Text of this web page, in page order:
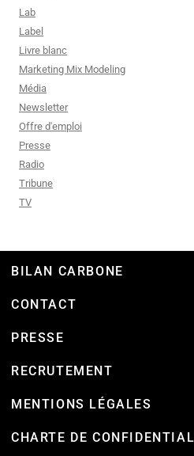
Lab
Label
Livre blanc
Marketing Mix Modeling
Média
Newsletter
Offre d'emploi
Presse
Radio
Tribune
TV
BILAN CARBONE
CONTACT
PRESSE
RECRUTEMENT
MENTIONS LÉGALES
CHARTE DE